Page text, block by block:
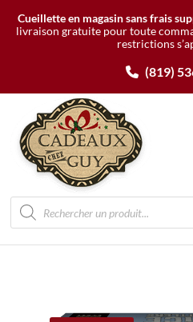
Cueillette en magasin sans frais
livraison gratuite pour toute
restrictions
(819)
Recherche
de
produits